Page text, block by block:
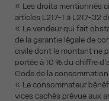
« Les droits mentionnés
articles L217-1 à L217-32
« Le vendeur qui fait
de la garantie légale de
civile dont le montant ne
portée à 10 % du chiffre
Code de la
« Le consommateur
vices cachés prévue aux